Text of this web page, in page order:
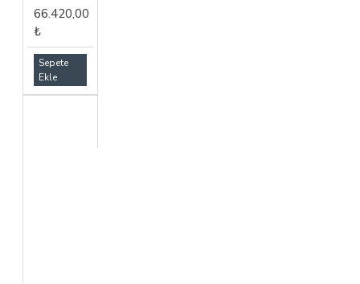
66.420,00
₺
Sepete
Ekle